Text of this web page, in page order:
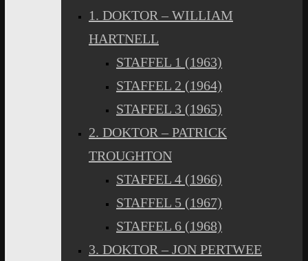
1. DOKTOR – WILLIAM
HARTNELL
STAFFEL 1 (1963)
STAFFEL 2 (1964)
STAFFEL 3 (1965)
2. DOKTOR – PATRICK
TROUGHTON
STAFFEL 4 (1966)
STAFFEL 5 (1967)
STAFFEL 6 (1968)
3. DOKTOR – JON PERTWEE